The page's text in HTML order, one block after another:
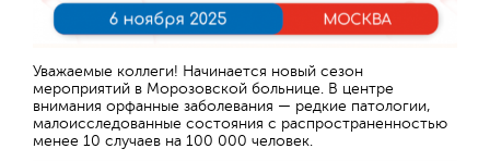
Уважаемые коллеги! Начинается новый сезон
мероприятий в Морозовской больнице. В центре
внимания орфанные заболевания — редкие патологии,
малоисследованные состояния с распространенностью
менее 10 случаев на 100 000 человек.